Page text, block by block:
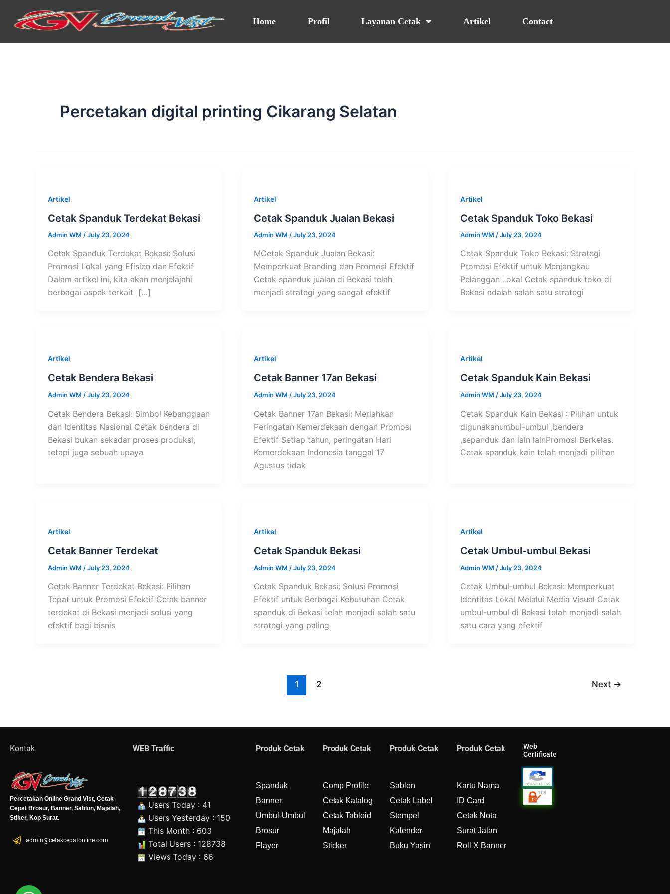
content
Home Profil Layanan Cetak Artikel Contact
Percetakan digital printing Cikarang Selatan
Artikel
Cetak Spanduk Terdekat Bekasi
Admin WM /July 23, 2024
Cetak Spanduk Terdekat Bekasi: Solusi
Promosi Lokal yang Efisien dan Efektif
Dalam artikel ini, kita akan menjelajahi
berbagai aspek terkait […]
Artikel
Cetak Spanduk Jualan Bekasi
Admin WM /July 23, 2024
MCetak Spanduk Jualan Bekasi:
Memperkuat Branding dan Promosi Efektif
Cetak spanduk jualan di Bekasi telah
menjadi strategi yang sangat efektif
Artikel
Cetak Spanduk Toko Bekasi
Admin WM /July 23, 2024
Cetak Spanduk Toko Bekasi: Strategi
Promosi Efektif untuk Menjangkau
Pelanggan Lokal Cetak spanduk toko di
Bekasi adalah salah satu strategi
Artikel
Cetak Bendera Bekasi
Admin WM /July 23, 2024
Cetak Bendera Bekasi: Simbol Kebanggaan
dan Identitas Nasional Cetak bendera di
Bekasi bukan sekadar proses produksi,
tetapi juga sebuah upaya
Artikel
Cetak Banner 17an Bekasi
Admin WM /July 23, 2024
Cetak Banner 17an Bekasi: Meriahkan
Peringatan Kemerdekaan dengan Promosi
Efektif Setiap tahun, peringatan Hari
Kemerdekaan Indonesia tanggal 17
Agustus tidak
Artikel
Cetak Spanduk Kain Bekasi
Admin WM /July 23, 2024
Cetak Spanduk Kain Bekasi : Pilihan untuk
digunakanumbul-umbul ,bendera
,sepanduk dan lain lainPromosi Berkelas.
Cetak spanduk kain telah menjadi pilihan
Artikel
Cetak Banner Terdekat
Admin WM /July 23, 2024
Cetak Banner Terdekat Bekasi: Pilihan
Tepat untuk Promosi Efektif Cetak banner
terdekat di Bekasi menjadi solusi yang
efektif bagi bisnis
Artikel
Cetak Spanduk Bekasi
Admin WM /July 23, 2024
Cetak Spanduk Bekasi: Solusi Promosi
Efektif untuk Berbagai Kebutuhan Cetak
spanduk di Bekasi telah menjadi salah satu
strategi yang paling
Artikel
Cetak Umbul-umbul Bekasi
Admin WM /July 23, 2024
Cetak Umbul-umbul Bekasi: Memperkuat
Identitas Lokal Melalui Media Visual Cetak
umbul-umbul di Bekasi telah menjadi salah
satu cara yang efektif
1 2 Next →
Kontak
Percetakan Online Grand Vist, Cetak
Cepat Brosur, Banner, Sablon, Majalah,
Stiker, Kop Surat.
admin@cetakcepatonline.com
WEB Traffic
Users Today : 41
Users Yesterday : 150
This Month : 603
Total Users : 128738
Views Today : 66
Produk Cetak
Spanduk
Banner
Umbul-Umbul
Brosur
Flayer
Produk Cetak
Comp Profile
Cetak Katalog
Cetak Tabloid
Majalah
Sticker
Produk Cetak
Sablon
Cetak Label
Stempel
Kalender
Buku Yasin
Produk Cetak
Kartu Nama
ID Card
Cetak Nota
Surat Jalan
Roll X Banner
Web
Certificate